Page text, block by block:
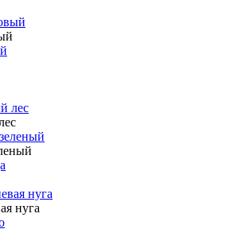
нуга